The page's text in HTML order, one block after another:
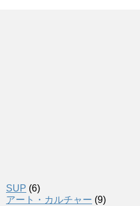
SUP (6)
アート・カルチャー (9)